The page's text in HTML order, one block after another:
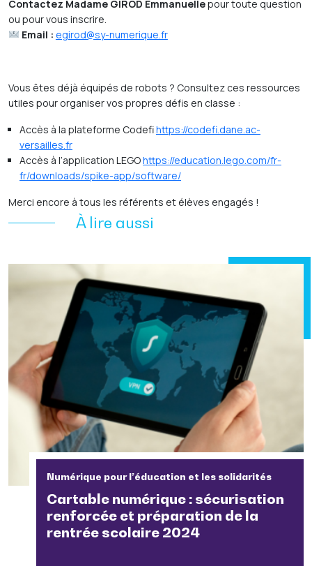
Contactez Madame GIROD Emmanuellepour toute question
ou pour vous inscrire.
Email : egirod@sy-numerique.fr
Vous êtes déjà équipés de robots ? Consultez ces ressources
utiles pour organiser vos propres défis en classe :
Accès à la plateforme Codefihttps://codefi.dane.ac-
versailles.fr
Accès à l’application LEGOhttps://education.lego.com/fr-
fr/downloads/spike-app/software/
​​Merci encore à tous les référents et élèves engagés !
À lire aussi
Numérique pour l’éducation et les solidarités
Cartable numérique : sécurisation
renforcée et préparation de la
rentrée scolaire 2024